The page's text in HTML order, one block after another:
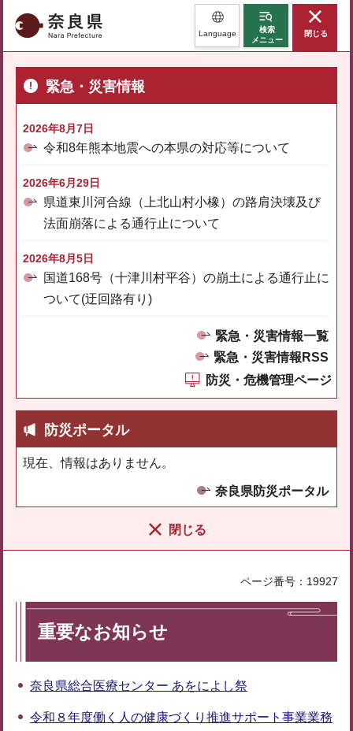
奈良県 Language
検索
メニュー
閉じる
緊急・災害情報
2026年8月7日
令和8年熊本地震への本県の対応等について
2026年6月29日
県道東川河合線（上北山村小橡）の路肩決壊及び
法面崩落による通行止について
2026年8月5日
国道168号（十津川村平谷）の崩土による通行止に
ついて(迂回路有り)
緊急・災害情報一覧
緊急・災害情報RSS
防災・危機管理ページ
防災ポータル
現在、情報はありません。
奈良県防災ポータル
閉じる
ページ番号：19927
重要なお知らせ
奈良県総合医療センター あをによし祭
令和８年度働く人の健康づくり推進サポート事業業務